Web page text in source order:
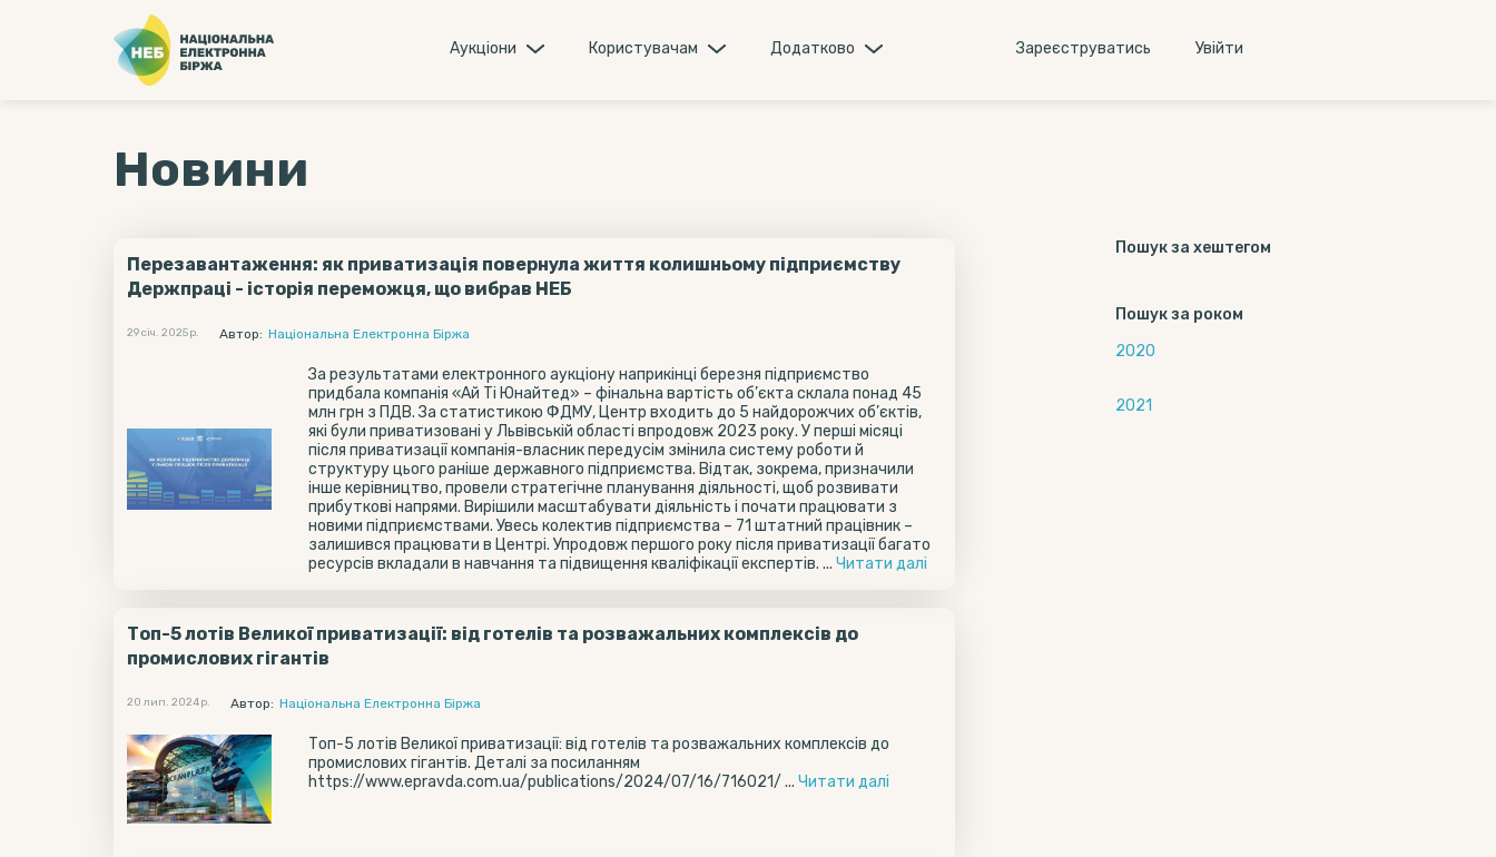
Аукцiони Користувачам Додатково Зареєструватись Увiйти
Новини
Перезавантаження: як приватизація повернула життя колишньому підприємству
Держпраці - історія переможця, що вибрав НЕБ
29 січ. 2025 р. Автор: Національна Електронна Біржа
За результатами електронного аукціону наприкінці березня підприємство
придбала компанія «Ай Ті Юнайтед» – фінальна вартість об’єкта склала понад 45
млн грн з ПДВ. За статистикою ФДМУ, Центр входить до 5 найдорожчих об’єктів,
які були приватизовані у Львівській області впродовж 2023 року. У перші місяці
після приватизації компанія-власник передусім змінила систему роботи й
структуру цього раніше державного підприємства. Відтак, зокрема, призначили
інше керівництво, провели стратегічне планування діяльності, щоб розвивати
прибуткові напрями. Вирішили масштабувати діяльність і почати працювати з
новими підприємствами. Увесь колектив підприємства – 71 штатний працівник –
залишився працювати в Центрі. Упродовж першого року після приватизації багато
ресурсів вкладали в навчання та підвищення кваліфікації експертів. ... Читати далi
Топ-5 лотів Великої приватизації: від готелів та розважальних комплексів до
промислових гігантів
20 лип. 2024 р. Автор: Національна Електронна Біржа
Топ-5 лотів Великої приватизації: від готелів та розважальних комплексів до
промислових гігантів. Деталі за посиланням
https://www.epravda.com.ua/publications/2024/07/16/716021/ ... Читати далi
Пошук за хештегом
Пошук за роком
2020
2021